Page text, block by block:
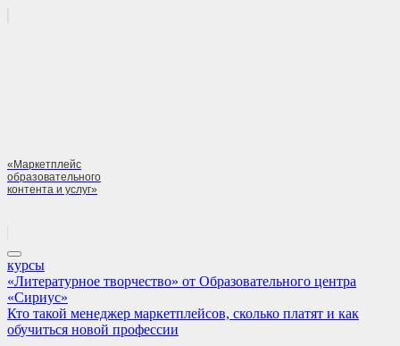
«Маркетплейс
образовательного
контента и услуг»
курсы
Навигация
по
записям
Previous
Post:
«Литературное творчество» от Образовательного центра
«Сириус»
Next
Post:
Кто такой менеджер маркетплейсов, сколько платят и как
обучиться новой профессии